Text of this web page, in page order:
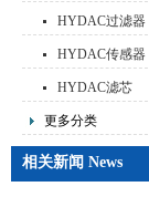
HYDAC过滤器
HYDAC传感器
HYDAC滤芯
更多分类
相关新闻 News